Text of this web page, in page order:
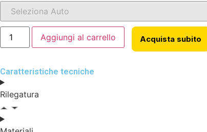
Aggiungi al carrello Acquista subito
Caratteristiche tecniche
Rilegatura